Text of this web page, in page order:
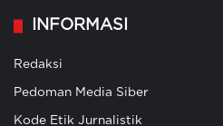
INFORMASI
Redaksi
Pedoman Media Siber
Kode Etik Jurnalistik